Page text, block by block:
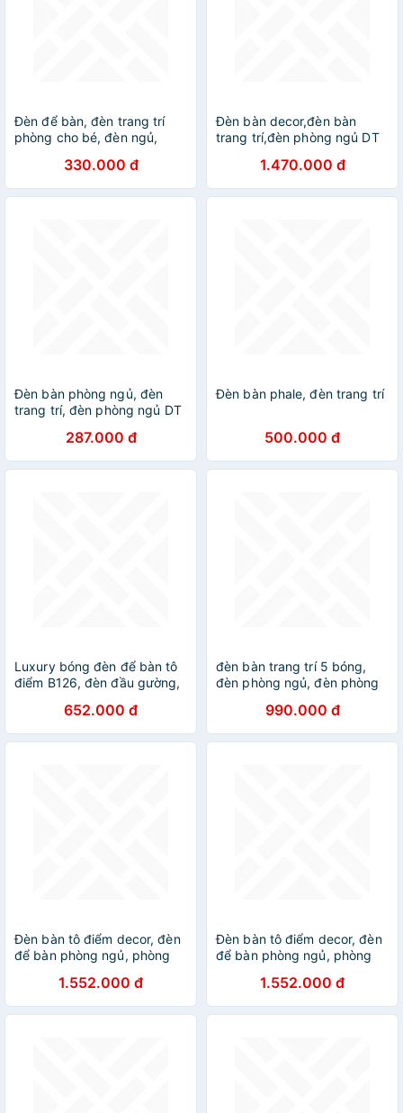
Đèn để bàn, đèn trang trí
phòng cho bé, đèn ngủ,
330.000 đ
Đèn bàn decor,đèn bàn
trang trí,đèn phòng ngủ DT
1.470.000 đ
Đèn bàn phòng ngủ, đèn
trang trí, đèn phòng ngủ DT
287.000 đ
Đèn bàn phale, đèn trang trí
500.000 đ
Luxury bóng đèn để bàn tô
điểm B126, đèn đầu gường,
652.000 đ
đèn bàn trang trí 5 bóng,
đèn phòng ngủ, đèn phòng
990.000 đ
Đèn bàn tô điểm decor, đèn
để bàn phòng ngủ, phòng
bàn, đèn tô điểm khách sạn
DT
1.552.000 đ
Đèn bàn tô điểm decor, đèn
để bàn phòng ngủ, phòng
bàn, đèn tô điểm khách sạn
DT
1.552.000 đ